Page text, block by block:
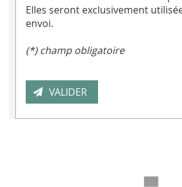
Elles seront exclusivement
envoi.
(*) champ obligatoire